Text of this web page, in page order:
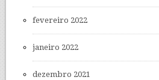
fevereiro 2022
janeiro 2022
dezembro 2021